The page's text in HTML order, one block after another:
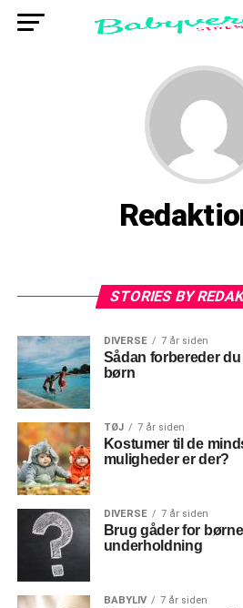
STORIES BY
DIVERSE 7 år siden
Sådan forbereder
børn
TØJ 7 år siden
Kostumer til de
muligheder er der?
DIVERSE 7 år siden
Brug gåder for
underholdning
BABYLIV 7 år siden